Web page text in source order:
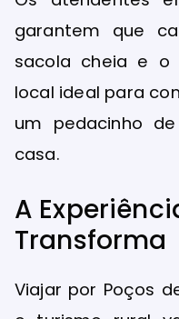
garantem que
sacola cheia e o
local ideal para
um pedacinho
casa.
A
Transforma
Viajar por Poços